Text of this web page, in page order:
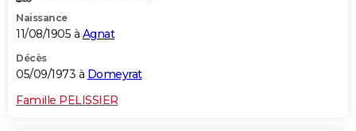
Naissance
11/08/1905 à Agnat
Décès
05/09/1973 à Domeyrat
Famille PELISSIER